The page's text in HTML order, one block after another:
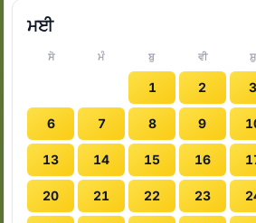
ਮਈ
ਸੋ ਮੰ ਬੁ ਵੀ ਸ਼ੁ
1 2 3
6 7 8 9
13 14 15 16
20 21 22 23